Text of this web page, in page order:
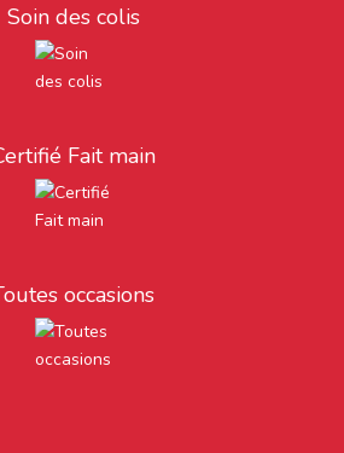
Soin des colis
Fait main
occasions